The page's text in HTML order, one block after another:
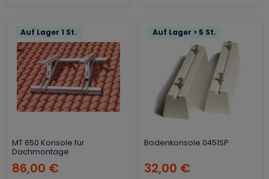
Auf Lager 1 St.
MT 650 Konsole für
Dachmontage
86,00 €
Auf Lager > 5 St.
Bodenkonsole 0451SP
32,00 €